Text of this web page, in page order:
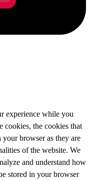
experience while you
cookies, the cookies that
your browser as they are
of the website. We
and understand how
stored in your browser